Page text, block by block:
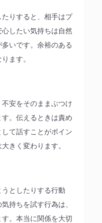
りすると、相手はプ
したい気持ちは自然
いです。余裕のある
ます。
安をそのままぶつけ
。伝えるときは責め
て話すことがポイン
きく変わります。
としたりする行動
持ちを試す行為は、
。本当に関係を大切